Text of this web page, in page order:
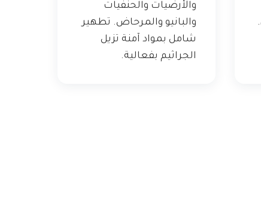
والأرضيات والحنفيات
والبانيو والمرحاض. تطهير
شامل بمواد آمنة تزيل
الجراثيم بفعالية.